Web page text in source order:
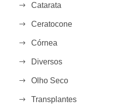
Catarata
Ceratocone
Córnea
Diversos
Olho Seco
Transplantes